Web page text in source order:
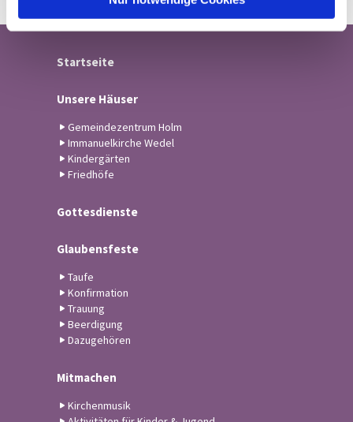
Startseite
Unsere Häuser
Gemeindezentrum Holm
Immanuelkirche Wedel
Kindergärten
Friedhöfe
Gottesdienste
Glaubensfeste
Taufe
Konfirmation
Trauung
Beerdigung
Dazugehören
Mitmachen
Kirchenmusik